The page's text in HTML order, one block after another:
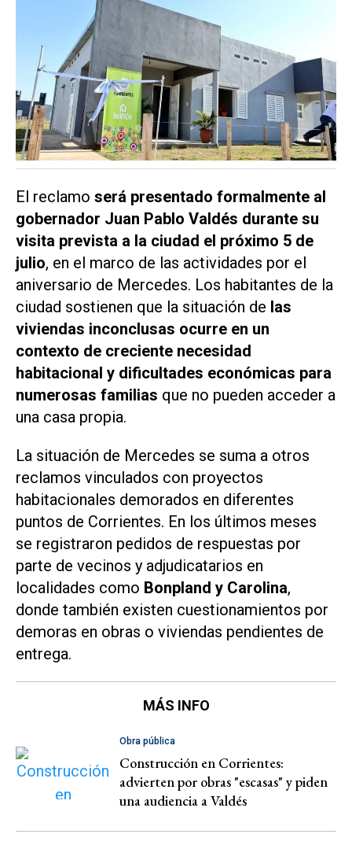
El reclamo será presentado formalmente al
gobernador Juan Pablo Valdés durante su
visita prevista a la ciudad el próximo 5 de
julio, en el marco de las actividades por el
aniversario de Mercedes. Los habitantes de la
ciudad sostienen que la situación de las
viviendas inconclusas ocurre en un
contexto de creciente necesidad
habitacional y dificultades económicas para
numerosas familias que no pueden acceder a
una casa propia.
La situación de Mercedes se suma a otros
reclamos vinculados con proyectos
habitacionales demorados en diferentes
puntos de Corrientes. En los últimos meses
se registraron pedidos de respuestas por
parte de vecinos y adjudicatarios en
localidades como Bonpland y Carolina,
donde también existen cuestionamientos por
demoras en obras o viviendas pendientes de
entrega.
MÁS INFO
Obra pública
Construcción en Corrientes:
advierten por obras "escasas" y piden
una audiencia a Valdés